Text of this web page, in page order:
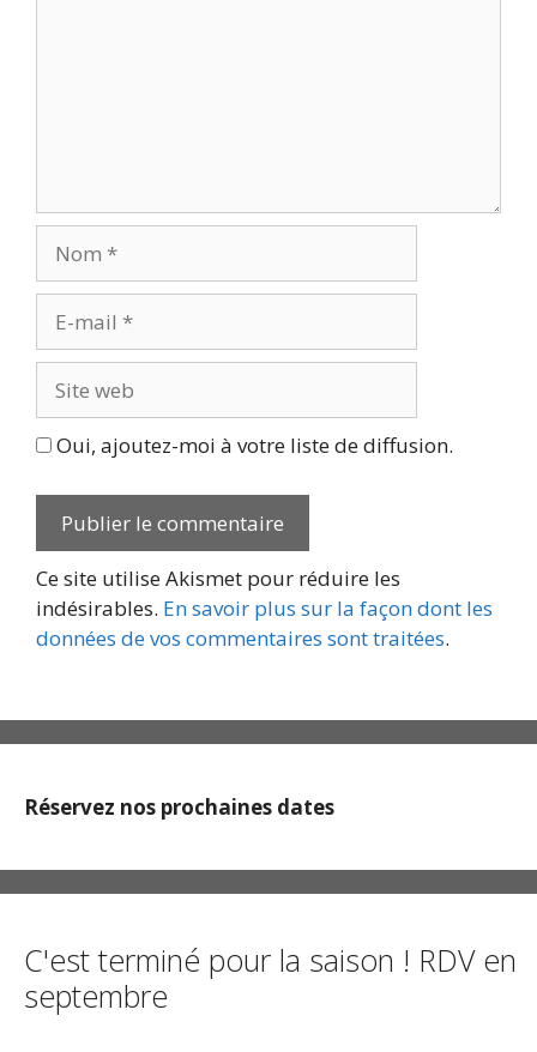
mail
web
Oui, ajoutez-moi à votre liste de diffusion.
Ce site utilise Akismet pour réduire les
indésirables. En savoir plus sur la façon dont les
données de vos commentaires sont traitées.
Réservez nos prochaines dates
C'est terminé pour la saison ! RDV en
septembre